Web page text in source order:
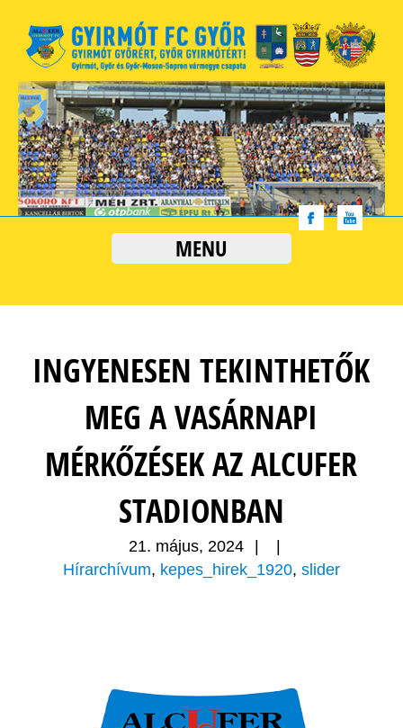
MENU
INGYENESEN TEKINTHETŐK
MEG A VASÁRNAPI
MÉRKŐZÉSEK AZ ALCUFER
STADIONBAN
21. május, 2024
Hírarchívum, kepes_hirek_1920, slider